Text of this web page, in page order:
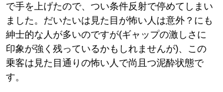
で手を上げたので、つい条件反射で停めてしまい
ました。だいたいは見た目が怖い人は意外？にも
紳士的な人が多いのですが(ギャップの激しさに
印象が強く残っているかもしれませんが)、この
乗客は見た目通りの怖い人で尚且つ泥酔状態で
す。